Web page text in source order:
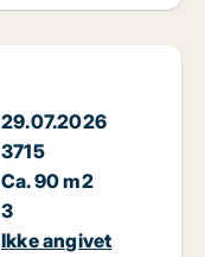
29.07.2026
3715
Ca. 90 m2
3
Ikke angivet